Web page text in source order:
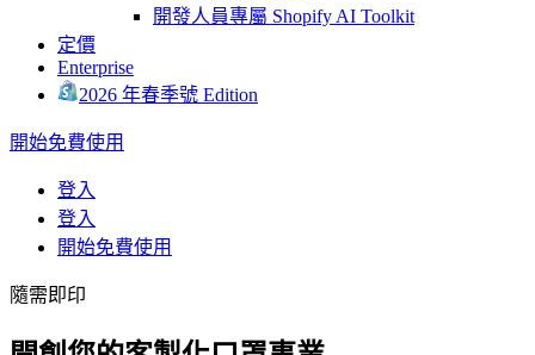
開發人員專屬 Shopify AI Toolkit
定價
Enterprise
2026 年春季號 Edition
開始免費使用
登入
登入
開始免費使用
隨需即印